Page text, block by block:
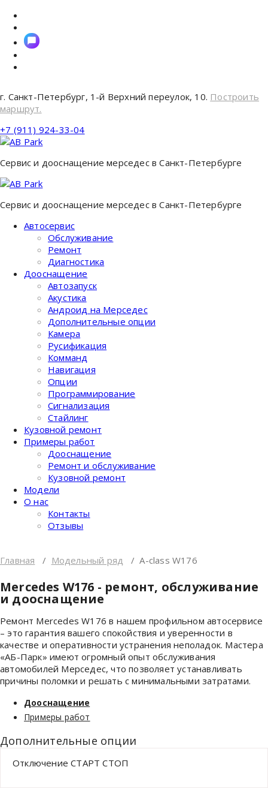
содержимому
г. Санкт-Петербург, 1-й Верхний переулок, 10. Построить
маршрут.
+7 (911) 924-33-04
Сервис и дооснащение мерседес в Санкт-Петербурге
Сервис и дооснащение мерседес в Санкт-Петербурге
Автосервис
Обслуживание
Ремонт
Диагностика
Дооснащение
Автозапуск
Акустика
Андроид на Мерседес
Дополнительные опции
Камера
Русификация
Комманд
Навигация
Опции
Программирование
Сигнализация
Стайлинг
Кузовной ремонт
Примеры работ
Дооснащение
Ремонт и обслуживание
Кузовной ремонт
Модели
О нас
Контакты
Отзывы
Главная / Модельный ряд /A-class W176
Mercedes W176 - ремонт, обслуживание
и дооснащение
Ремонт Mercedes W176 в нашем профильном автосервисе
– это гарантия вашего спокойствия и уверенности в
качестве и оперативности устранения неполадок. Мастера
«АБ-Парк» имеют огромный опыт обслуживания
автомобилей Мерседес, что позволяет устанавливать
причины поломки и решать с минимальными затратами.
Дооснащение
Примеры работ
Дополнительные опции
Отключение СТАРТ СТОП